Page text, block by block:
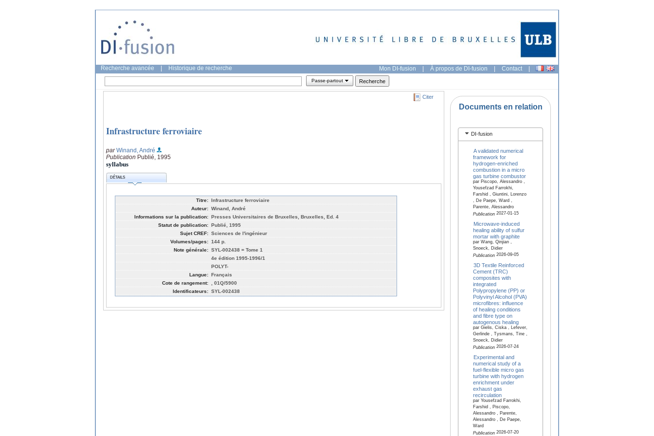
Recherche avancée Historique de recherche Mon DI-fusion | À propos de DI-fusion | Contact |
Passe-partout
Citer
Infrastructure ferroviaire
parWinand, André
Publication Publié, 1995
syllabus
DÉTAILS
Titre: Infrastructure ferroviaire
Auteur: Winand, André
Informations sur la publication: Presses Universitaires de Bruxelles, Bruxelles, Ed. 4
Statut de publication: Publié, 1995
Sujet CREF: Sciences de l'ingénieur
Volumes/pages: 144 p.
Note générale: SYL-002438 = Tome 1
4e édition 1995-1996/1
POLYT-
Langue: Français
Cote de rangement:
, 01Q/5900
Identificateurs: SYL-002438
Documents en relation
DI-fusion
A validated numerical
framework for
hydrogen-enriched
combustion in a micro
gas turbine combustor
par Piscopo, Alessandro ,
Yousefzad Farrokhi,
Farshid , Giuntini, Lorenzo
, De Paepe, Ward ,
Parente, Alessandro
Publication2027-01-15
Microwave-induced
healing ability of sulfur
mortar with graphite
par Wang, Qinjian ,
Snoeck, Didier
Publication2026-09-05
3D Textile Reinforced
Cement (TRC)
composites with
integrated
Polypropylene (PP) or
Polyvinyl Alcohol (PVA)
microfibres: influence
of healing conditions
and fibre type on
autogenous healing
par Gielis, Ciska , Lefever,
Gerlinde , Tysmans, Tine ,
Snoeck, Didier
Publication2026-07-24
Experimental and
numerical study of a
fuel-flexible micro gas
turbine with hydrogen
enrichment under
exhaust gas
recirculation
par Yousefzad Farrokhi,
Farshid , Piscopo,
Alessandro , Parente,
Alessandro , De Paepe,
Ward
Publication2026-07-20